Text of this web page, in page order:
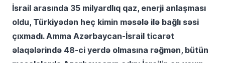
İsrail arasında 35 milyardlıq qaz, enerji anlaşması
oldu, Türkiyədən heç kimin məsələ ilə bağlı səsi
çıxmadı. Amma Azərbaycan-İsrail ticarət
əlaqələrində 48-ci yerdə olmasına rəğmən, bütün